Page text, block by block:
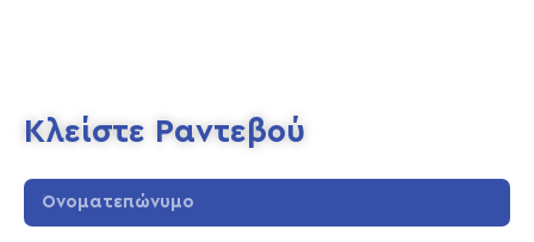
Κλείστε Ραντεβού